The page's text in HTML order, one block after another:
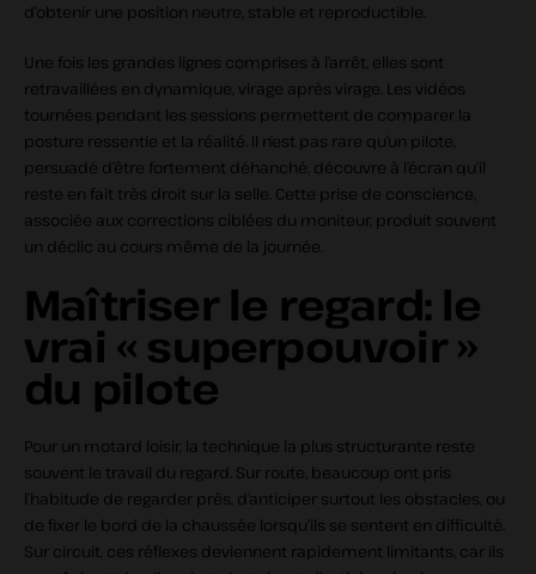
d’obtenir une position neutre, stable et reproductible.
Une fois les grandes lignes comprises à l’arrêt, elles sont
retravaillées en dynamique, virage après virage. Les vidéos
tournées pendant les sessions permettent de comparer la
posture ressentie et la réalité. Il n’est pas rare qu’un pilote,
persuadé d’être fortement déhanché, découvre à l’écran qu’il
reste en fait très droit sur la selle. Cette prise de conscience,
associée aux corrections ciblées du moniteur, produit souvent
un déclic au cours même de la journée.
Maîtriser le regard: le
vrai « superpouvoir »
du pilote
Pour un motard loisir, la technique la plus structurante reste
souvent le travail du regard. Sur route, beaucoup ont pris
l’habitude de regarder près, d’anticiper surtout les obstacles, ou
de fixer le bord de la chaussée lorsqu’ils se sentent en difficulté.
Sur circuit, ces réflexes deviennent rapidement limitants, car ils